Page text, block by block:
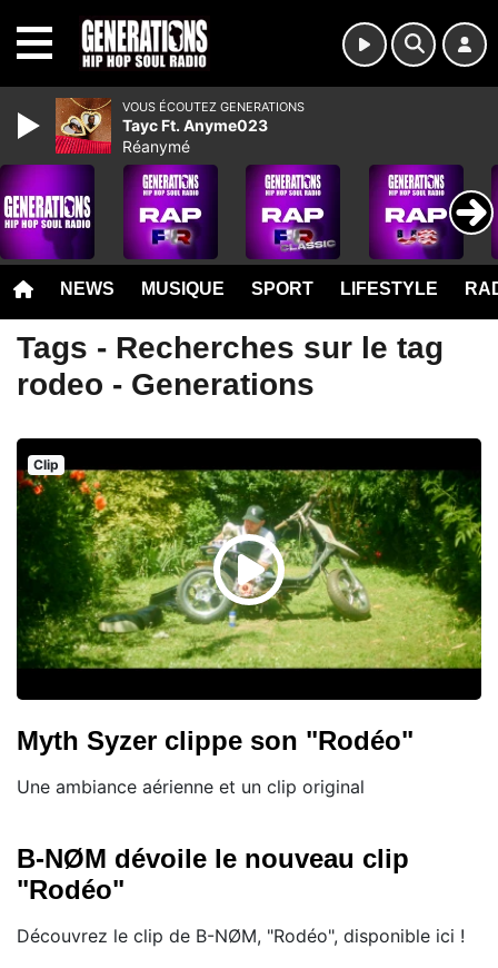
NEWS MUSIQUE SPORT LIFESTYLE
Tags - Recherches sur le tag
rodeo - Generations
Clip
Myth Syzer clippe son "Rodéo"
Une ambiance aérienne et un clip original
B-NØM dévoile le nouveau clip
"Rodéo"
Découvrez le clip de B-NØM, "Rodéo", disponible ici !
VOUS ÉCOUTEZ GENERATIONS
Tayc Ft. Anyme023
Réanymé